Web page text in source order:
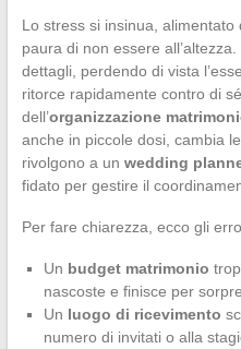
Lo stress si insinua,
paura di non essere all’altezza.
dettagli, perdendo di vista
ritorce rapidamente contro di
dell’organizzazione
anche in piccole dosi, cambia
rivolgono a un wedding
fidato per gestire il
Per fare chiarezza, ecco gli
Un budget matrimonio
nascoste e finisce per
Un luogo di ricevimento
numero di invitati o alla